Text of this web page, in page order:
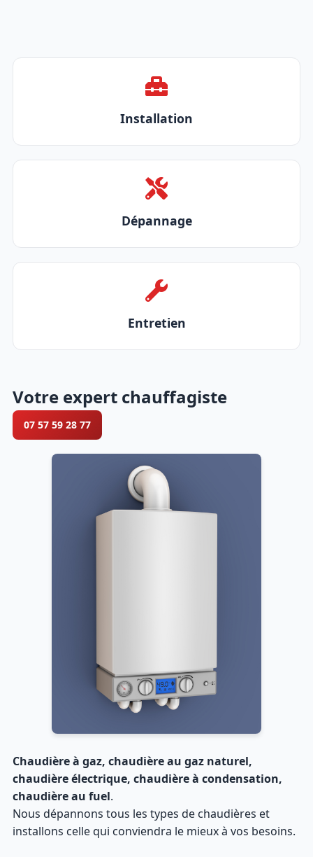
Installation
Dépannage
Entretien
Votre expert chauffagiste
07 57 59 28 77
Chaudière à gaz, chaudière au gaz naturel,
chaudière électrique, chaudière à condensation,
chaudière au fuel.
Nous dépannons tous les types de chaudières et
installons celle qui conviendra le mieux à vos besoins.